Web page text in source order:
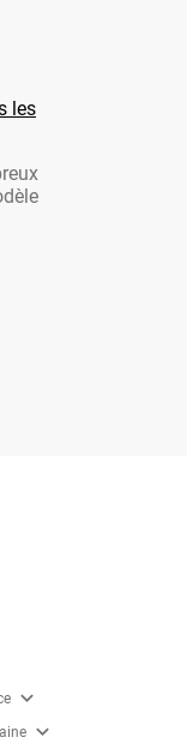
les
expand_more
expand_more